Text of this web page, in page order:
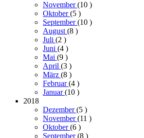
November(10 )
Oktober(5 )
September(10 )
August(8 )
Juli (2 )
Juni (4 )
Mai (9 )
April (3 )
März (8 )
Februar(4 )
Januar(10 )
2018
Dezember(5 )
November(11 )
Oktober(6 )
September(8 )